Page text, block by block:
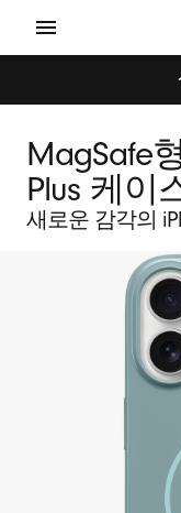
MagSafe
Plus 케이
새로운 감각의